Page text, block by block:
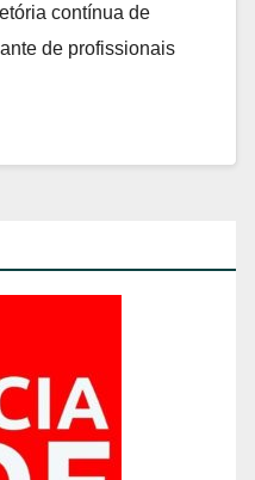
contínua de
de profissionais